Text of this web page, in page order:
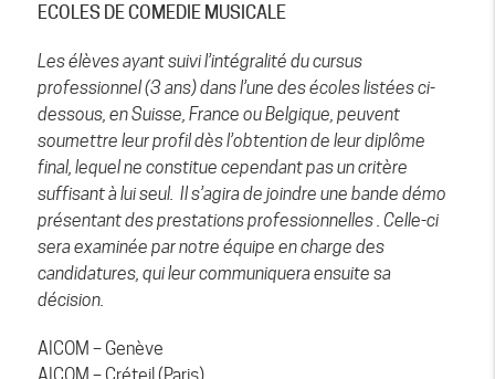
ECOLES DE COMEDIE MUSICALE
Les élèves ayant suivi l’intégralité du cursus
professionnel (3 ans) dans l’une des écoles listées ci-
dessous, en Suisse, France ou Belgique, peuvent
soumettre leur profil dès l’obtention de leur diplôme
final, lequel ne constitue cependant pas un critère
suffisant à lui seul. Il s’agira de joindre une bande démo
présentant des prestations professionnelles . Celle-ci
sera examinée par notre équipe en charge des
candidatures, qui leur communiquera ensuite sa
décision.
AICOM – Genève
AICOM – Créteil (Paris)